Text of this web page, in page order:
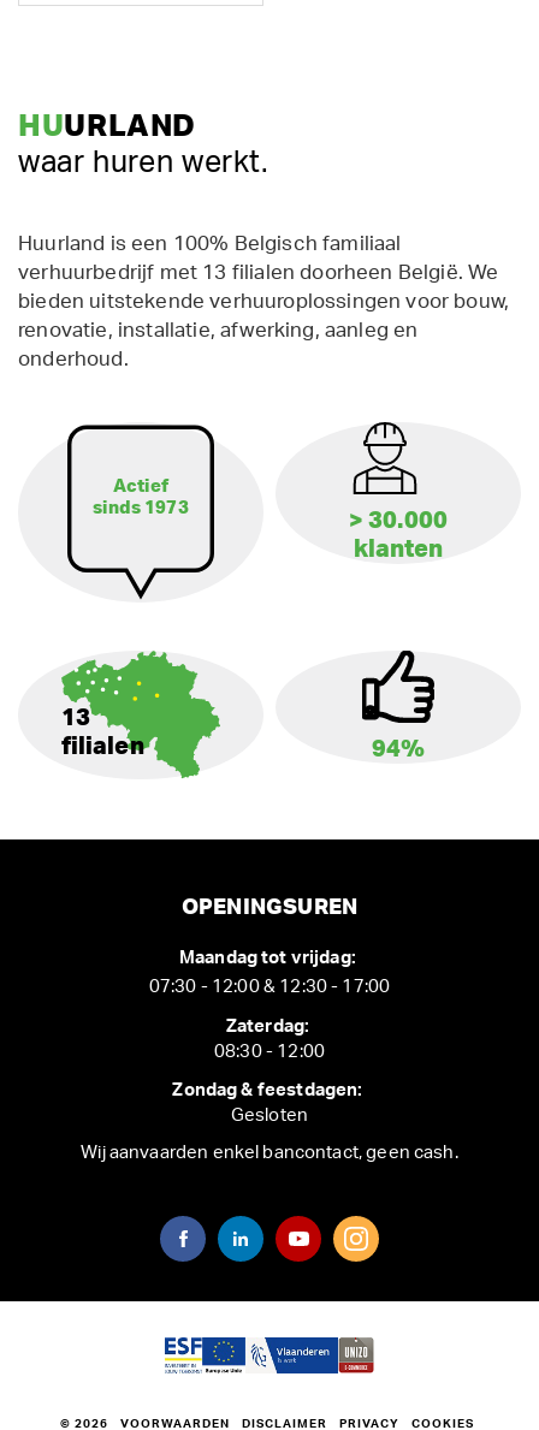
HUURLAND
waar huren werkt.
Huurland is een 100% Belgisch familiaal
verhuurbedrijf met 13 filialen doorheen België. We
bieden uitstekende verhuuroplossingen voor bouw,
renovatie, installatie, afwerking, aanleg en
onderhoud.
Actief
sinds 1973
> 30.000
klanten
13
filialen
94%
OPENINGSUREN
Maandag tot vrijdag:
07:30 - 12:00 & 12:30 - 17:00
Zaterdag:
08:30 - 12:00
Zondag & feestdagen:
Gesloten
Wij aanvaarden enkel bancontact, geen cash.
© 2026 VOORWAARDEN DISCLAIMER PRIVACY COOKIES